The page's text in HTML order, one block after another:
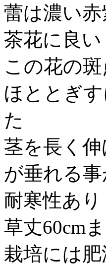
蕾は濃い赤
茶花に良い
この花の
ほととぎ
た
茎を長く
が垂れる
耐寒性あり
草丈60cm
栽培には